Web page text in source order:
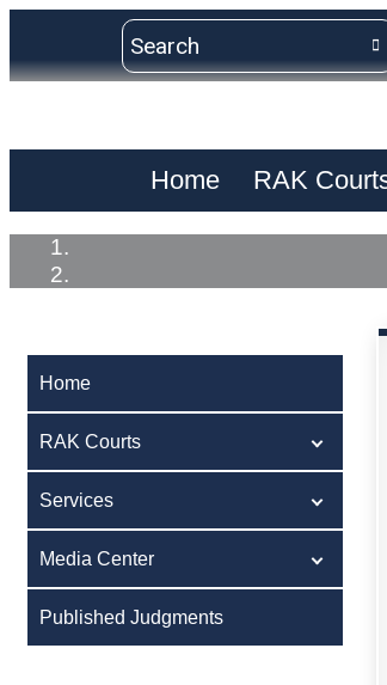
Home RAK
Home
RAK Courts
Services
Media Center
Published Judgments